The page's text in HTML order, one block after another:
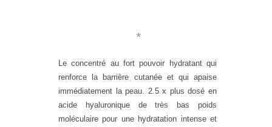
*
Le concentré au fort pouvoir hydratant qui
renforce la barrière cutanée et qui apaise
immédiatement la peau. 2.5 x plus dosé en
acide hyaluronique de très bas poids
moléculaire pour une hydratation intense et